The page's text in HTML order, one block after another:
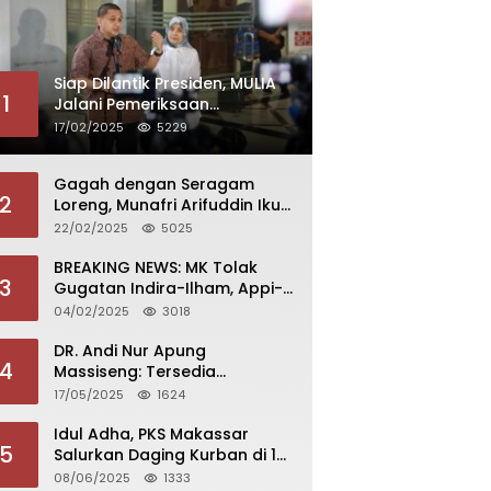
1
Siap Dilantik Presiden, MULIA
Jalani Pemeriksaan
Kesehatan di Kemendagri
17/02/2025 5229
2
Gagah dengan Seragam
Loreng, Munafri Arifuddin Ikuti
Pembekalan di Akmil
22/02/2025 5025
3
BREAKING NEWS: MK Tolak
Gugatan Indira-Ilham, Appi-
Aliyah Dilantik 20 Februari
04/02/2025 3018
DR. Andi Nur Apung
Massiseng: Tersedia
Beasiswa Bagi yang Ingin
UCM
17/05/2025 1624
Idul Adha, PKS Makassar
Salurkan Daging Kurban di 15
Kecamatan
08/06/2025 1333